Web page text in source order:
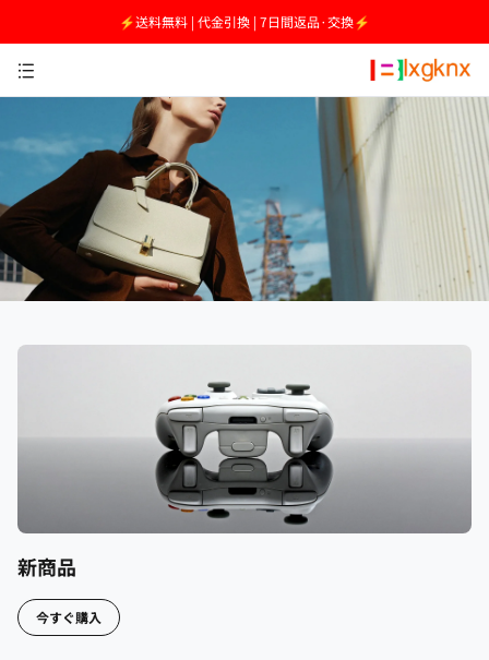
⚡送料無料 | 代金引換 | 7日間返品·交換⚡
新商品
今すぐ購入